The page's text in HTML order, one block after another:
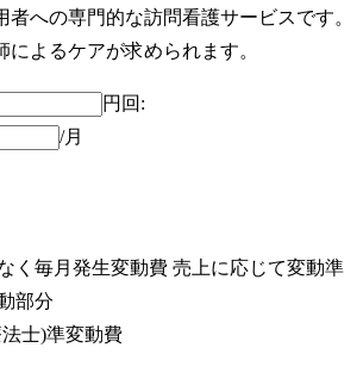
者への専門的な訪問看護サービスです。
よるケアが求められます。
円 回 :
/月
く毎月発生変動費 売上に応じて変動準
部分
士)準変動費